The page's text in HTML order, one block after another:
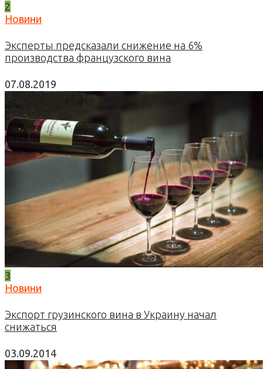
2
Новини
Эксперты предсказали снижение на 6%
производства французского вина
07.08.2019
3
Новини
Экспорт грузинского вина в Украину начал
снижаться
03.09.2014